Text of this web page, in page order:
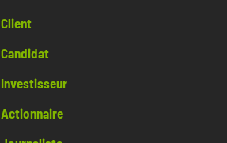
Client
Candidat
Investisseur
Actionnaire